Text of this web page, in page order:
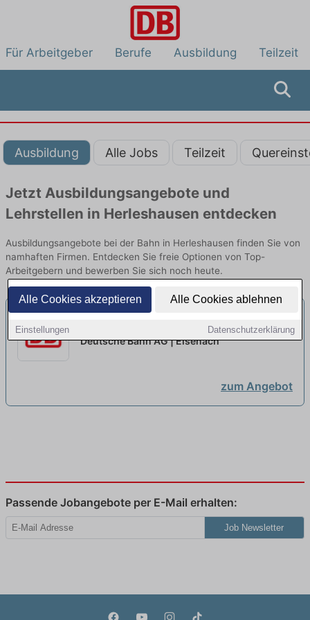
Alle Cookies akzeptieren Alle Cookies ablehnen
Einstellungen Datenschutzerklärung
Für Arbeitgeber Berufe Ausbildung Teilzeit
Ausbildung Alle Jobs Teilzeit
Jetzt Ausbildungsangebote und
Lehrstellen in Herleshausen entdecken
Ausbildungsangebote bei der Bahn in Herleshausen finden Sie von
namhaften Firmen. Entdecken Sie freie Optionen von Top-
Arbeitgebern und bewerben Sie sich noch heute.
2027 (w/m/d)... neu
Deutsche Bahn AG | Eisenach
zum Angebot
Passende Jobangebote per E-Mail erhalten:
Job Newsletter